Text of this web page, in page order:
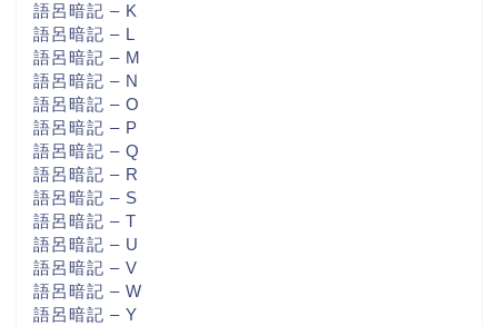
語呂暗記 – K
語呂暗記 – L
語呂暗記 – M
語呂暗記 – N
語呂暗記 – O
語呂暗記 – P
語呂暗記 – Q
語呂暗記 – R
語呂暗記 – S
語呂暗記 – T
語呂暗記 – U
語呂暗記 – V
語呂暗記 – W
語呂暗記 – Y